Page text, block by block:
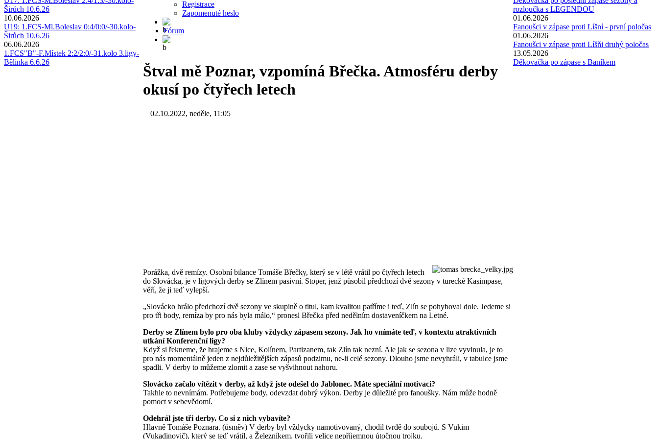
Širůch 10.6.26
10.06.2026
U19: 1.FCS-Ml.Boleslav 0:4/0:0/-30.kolo-
Širůch 10.6.26
06.06.2026
1.FCS"B"-F.Místek 2:2/2:0/-31.kolo 3.ligy-
Bělinka 6.6.26
rozloučka s LEGENDOU
01.06.2026
Fanoušci v zápase proti Líšní - první poločas
01.06.2026
Fanoušci v zápase proti Líšňi druhý poločas
13.05.2026
Děkovačka po zápase s Baníkem
Registrace
Zapomenuté heslo
Fórum
Štval mě Poznar, vzpomíná Břečka. Atmosféru derby
okusí po čtyřech letech
02.10.2022, neděle, 11:05
Porážka, dvě remízy. Osobní bilance Tomáše Břečky, který se v létě vrátil po čtyřech letech
do Slovácka, je v ligových derby se Zlínem pasivní. Stoper, jenž působil předchozí dvě sezony v turecké Kasimpase,
věří, že ji teď vylepší.
„Slovácko hrálo předchozí dvě sezony ve skupině o titul, kam kvalitou patříme i teď, Zlín se pohyboval dole. Jedeme si
pro tři body, remíza by pro nás byla málo,“ pronesl Břečka před nedělním dostaveníčkem na Letné.
Derby se Zlínem bylo pro oba kluby vždycky zápasem sezony. Jak ho vnímáte teď, v kontextu atraktivních
utkání Konferenční ligy?
Když si řekneme, že hrajeme s Nice, Kolínem, Partizanem, tak Zlín tak nezní. Ale jak se sezona v lize vyvinula, je to
pro nás momentálně jeden z nejdůležitějších zápasů podzimu, ne-li celé sezony. Dlouho jsme nevyhráli, v tabulce jsme
spadli. V derby to můžeme zlomit a zase se vyšvihnout nahoru.
Slovácko začalo vítězit v derby, až když jste odešel do Jablonec. Máte speciální motivaci?
Takhle to nevnímám. Potřebujeme body, odevzdat dobrý výkon. Derby je důležité pro fanoušky. Nám může hodně
pomoct v sebevědomí.
Odehrál jste tři derby. Co si z nich vybavíte?
Hlavně Tomáše Poznara. (úsměv) V derby byl vždycky namotivovaný, chodil tvrdě do soubojů. S Vukim
(Vukadinovič), který se teď vrátil, a Železníkem, tvořili velice nepříjemnou útočnou trojku.